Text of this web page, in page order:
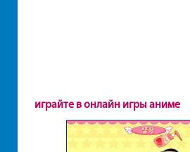
играйте в онлайн игры аниме